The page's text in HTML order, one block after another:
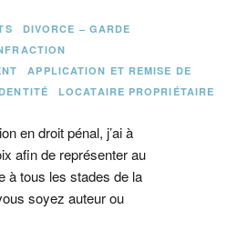
DIVORCE – GARDE
APPLICATION ET REMISE DE
LOCATAIRE PROPRIÉTAIRE
en droit pénal, j’ai à
afin de représenter au
à tous les stades de la
soyez auteur ou